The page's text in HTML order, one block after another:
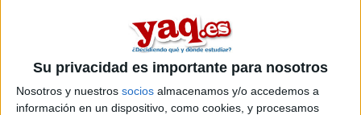
Su privacidad es importante para nosotros
Nosotros y nuestros socios almacenamos y/o accedemos a
información en un dispositivo, como cookies, y procesamos
Puedes iniciar sesión introduciendo tu nombre de usuario o tu
dirección de correo electrónico.
Contraseña:*